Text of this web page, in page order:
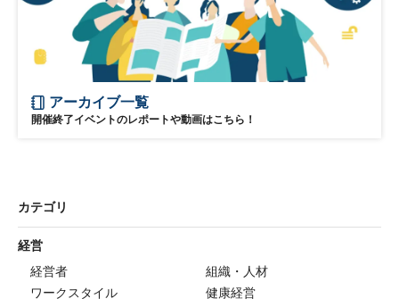
アーカイブ一覧
開催終了イベントのレポートや動画はこちら！
カテゴリ
経営
経営者
組織・人材
ワークスタイル
健康経営